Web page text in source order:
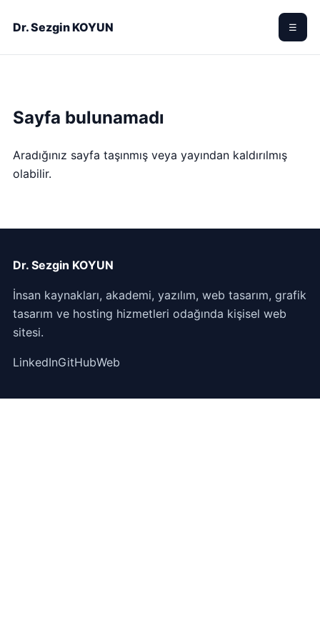
Dr. Sezgin KOYUN ☰
Sayfa bulunamadı
Aradığınız sayfa taşınmış veya yayından kaldırılmış
olabilir.
Dr. Sezgin KOYUN
İnsan kaynakları, akademi, yazılım, web tasarım, grafik
tasarım ve hosting hizmetleri odağında kişisel web
sitesi.
LinkedInGitHubWeb